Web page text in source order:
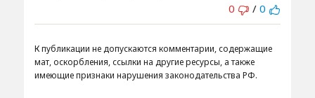
0
/ 0
К публикации не допускаются комментарии, содержащие
мат, оскорбления, ссылки на другие ресурсы, а также
имеющие признаки нарушения законодательства РФ.